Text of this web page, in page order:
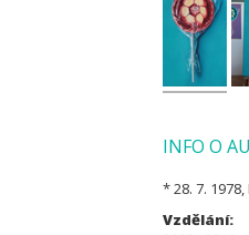
INFO O
* 28. 7.
Vzdělání: